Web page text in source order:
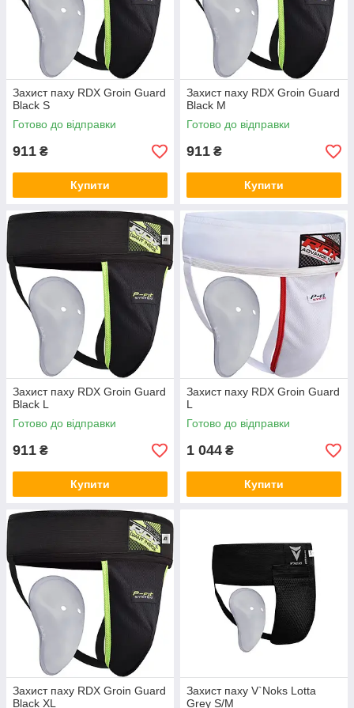
Захист паху RDX Groin Guard
Black S
Готово до відправки
911 ₴
Купити
Захист паху RDX Groin Guard
Black M
Готово до відправки
911 ₴
Купити
Захист паху RDX Groin Guard
Black L
Готово до відправки
911 ₴
Купити
Захист паху RDX Groin Guard
L
Готово до відправки
1 044 ₴
Купити
Захист паху RDX Groin Guard
Black XL
Захист паху V`Noks Lotta
Grey S/M